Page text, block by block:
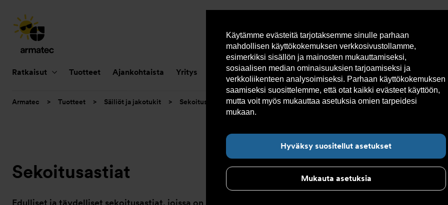
Käytämme evästeitä tarjotaksemme sinulle parhaan
mahdollisen käyttökokemuksen verkkosivustollamme,
esimerkiksi sisällön ja mainosten mukauttamiseksi,
sosiaalisen median ominaisuuksien tarjoamiseksi ja
verkkoliikenteen analysoimiseksi. Parhaan käyttökokemuksen
saamiseksi suosittelemme, että otat kaikki evästeet käyttöön,
mutta voit myös mukauttaa asetuksia omien tarpeidesi
mukaan.
Hyväksy suositellut asetukset
Mukauta asetuksia
Ratkaisut Tuotteet Ajankohtaista Yritys Huolto Vastuullisuus Yhteystiedot Tekniset apuvälineet
Olet
Armatec > Tuotteet > Säiliöt ja jakotukit > Sekoitusastiat
Sekoitusastiat
Edulliset ja täydelliset sekoitusastiat, joissa on pumppu ja liitososat nesteiden sekoittamiseen ja